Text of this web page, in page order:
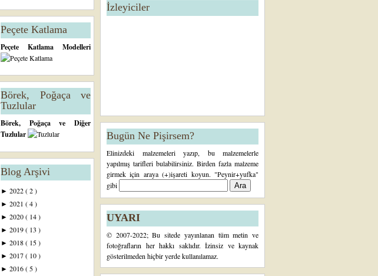
Peçete Katlama
Peçete Katlama Modelleri
Börek, Poğaça ve
Tuzlular
Börek, Poğaça ve Diğer
Tuzlular
Blog Arşivi
► 2022( 2 )
► 2021 ( 4 )
► 2020( 14 )
► 2019( 13 )
► 2018( 15 )
► 2017( 10 )
► 2016( 5 )
İzleyiciler
Bugün Ne Pişirsem?
Elinizdeki malzemeleri yazıp, bu malzemelerle
yapılmış tarifleri bulabilirsiniz. Birden fazla malzeme
girmek için araya (+)işareti koyun. "Peynir+yufka"
gibi
UYARI
© 2007-2022; Bu sitede yayınlanan tüm metin ve
fotoğrafların her hakkı saklıdır. İzinsiz ve kaynak
gösterilmeden hiçbir yerde kullanılamaz.